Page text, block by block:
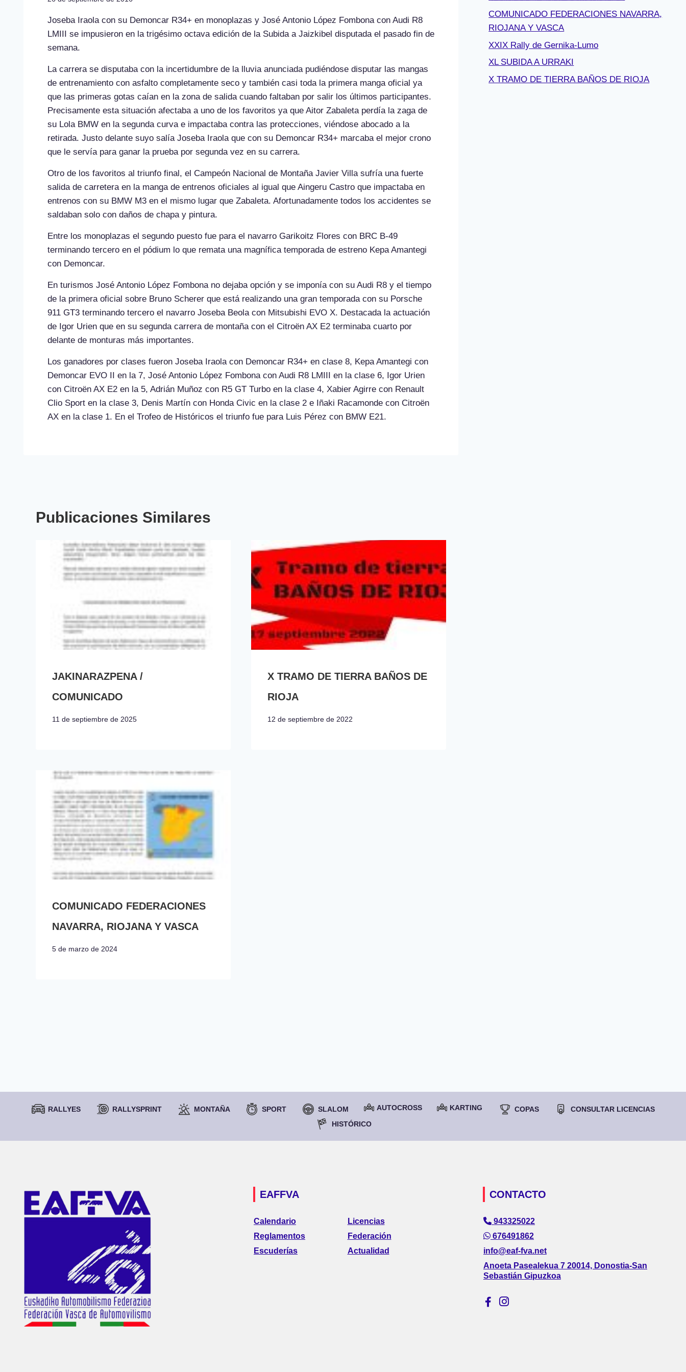
Joseba Iraola con su Demoncar R34+ en monoplazas y José Antonio López Fombona con Audi R8
LMIII se impusieron en la trigésimo octava edición de la Subida a Jaizkibel disputada el pasado fin de
semana.
La carrera se disputaba con la incertidumbre de la lluvia anunciada pudiéndose disputar las mangas
de entrenamiento con asfalto completamente seco y también casi toda la primera manga oficial ya
que las primeras gotas caían en la zona de salida cuando faltaban por salir los últimos participantes.
Precisamente esta situación afectaba a uno de los favoritos ya que Aitor Zabaleta perdía la zaga de
su Lola BMW en la segunda curva e impactaba contra las protecciones, viéndose abocado a la
retirada. Justo delante suyo salía Joseba Iraola que con su Demoncar R34+ marcaba el mejor crono
que le servía para ganar la prueba por segunda vez en su carrera.
Otro de los favoritos al triunfo final, el Campeón Nacional de Montaña Javier Villa sufría una fuerte
salida de carretera en la manga de entrenos oficiales al igual que Aingeru Castro que impactaba en
entrenos con su BMW M3 en el mismo lugar que Zabaleta. Afortunadamente todos los accidentes se
saldaban solo con daños de chapa y pintura.
Entre los monoplazas el segundo puesto fue para el navarro Garikoitz Flores con BRC B-49
terminando tercero en el pódium lo que remata una magnífica temporada de estreno Kepa Amantegi
con Demoncar.
En turismos José Antonio López Fombona no dejaba opción y se imponía con su Audi R8 y el tiempo
de la primera oficial sobre Bruno Scherer que está realizando una gran temporada con su Porsche
911 GT3 terminando tercero el navarro Joseba Beola con Mitsubishi EVO X. Destacada la actuación
de Igor Urien que en su segunda carrera de montaña con el Citroën AX E2 terminaba cuarto por
delante de monturas más importantes.
Los ganadores por clases fueron Joseba Iraola con Demoncar R34+ en clase 8, Kepa Amantegi con
Demoncar EVO II en la 7, José Antonio López Fombona con Audi R8 LMIII en la clase 6, Igor Urien
con Citroën AX E2 en la 5, Adrián Muñoz con R5 GT Turbo en la clase 4, Xabier Agirre con Renault
Clio Sport en la clase 3, Denis Martín con Honda Civic en la clase 2 e Iñaki Racamonde con Citroën
AX en la clase 1. En el Trofeo de Históricos el triunfo fue para Luis Pérez con BMW E21.
Publicaciones Similares
JAKINARAZPENA /
COMUNICADO
11 de septiembre de 2025
X TRAMO DE TIERRA BAÑOS DE
RIOJA
12 de septiembre de 2022
COMUNICADO FEDERACIONES
NAVARRA, RIOJANA Y VASCA
5 de marzo de 2024
COMUNICADO FEDERACIONES NAVARRA,
RIOJANA Y VASCA
XXIX Rally de Gernika-Lumo
XL SUBIDA A URRAKI
X TRAMO DE TIERRA BAÑOS DE RIOJA
RALLYES RALLYSPRINT MONTAÑA SPORT SLALOM AUTOCROSS KARTING COPAS
CONSULTAR LICENCIAS
HISTÓRICO
EAFFVA
Calendario
Reglamentos
Escuderías
Licencias
Federación
Actualidad
CONTACTO
943325022
676491862
info@eaf-fva.net
Anoeta Pasealekua 7 20014, Donostia-San
Sebastián Gipuzkoa